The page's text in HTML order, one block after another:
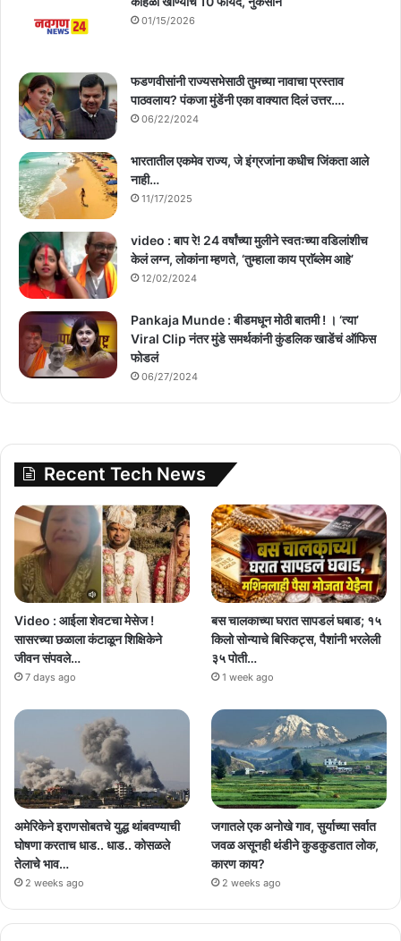
01/15/2026
फडणवीसांनी राज्यसभेसाठी तुमच्या नावाचा प्रस्ताव
पाठवलाय? पंकजा मुंडेंनी एका वाक्यात दिलं उत्तर….
06/22/2024
भारतातील एकमेव राज्य, जे इंग्रजांना कधीच जिंकता आले
नाही…
11/17/2025
video : बाप रे! 24 वर्षांच्या मुलीने स्वतःच्या वडिलांशीच
केलं लग्न, लोकांना म्हणते, ‘तुम्हाला काय प्राॅब्लेम आहे’
12/02/2024
Pankaja Munde : बीडमधून मोठी बातमी ! । ‘त्या’
Viral Clip नंतर मुंडे समर्थकांनी कुंडलिक खाडेंचं ऑफिस
फोडलं
06/27/2024
Recent Tech News
Video : आईला शेवटचा मेसेज !
सासरच्या छळाला कंटाळून शिक्षिकेने
जीवन संपवले…
7 days ago
बस चालकाच्या घरात सापडलं घबाड; १५
किलो सोन्याचे बिस्किट्स, पैशांनी भरलेली
३५ पोती…
1 week ago
अमेरिकेने इराणसोबतचे युद्ध थांबवण्याची
घोषणा करताच धाड.. धाड.. कोसळले
तेलाचे भाव…
2 weeks ago
जगातले एक अनोखे गाव, सुर्याच्या सर्वात
जवळ असूनही थंडीने कुडकुडतात लोक,
कारण काय?
2 weeks ago